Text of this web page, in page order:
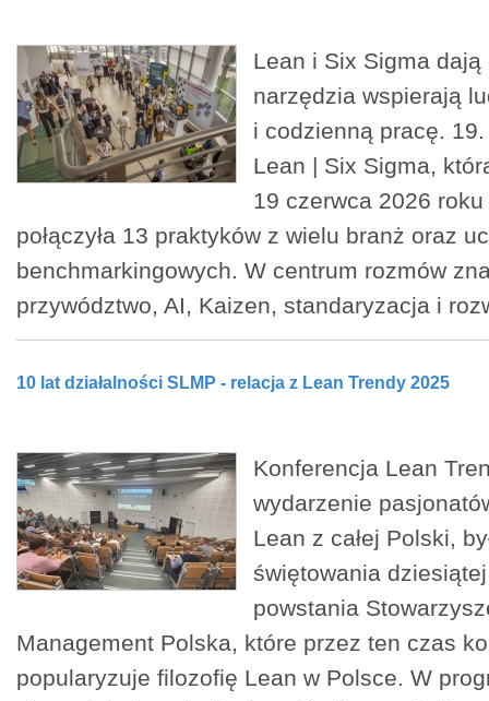
Lean i Six Sigma
narzędzia wspierają
i codzienną pracę.
Lean | Six Sigma,
19 czerwca 2026 roku
połączyła 13 praktyków z wielu branż oraz
benchmarkingowych. W centrum rozmów
przywództwo, AI, Kaizen, standaryzacja i
10 lat działalności SLMP - relacja z Lean Trendy 2025
Konferencja Lean
wydarzenie
Lean z całej Polski,
świętowania
powstania
Management Polska, które przez ten czas
popularyzuje filozofię Lean w Polsce. W